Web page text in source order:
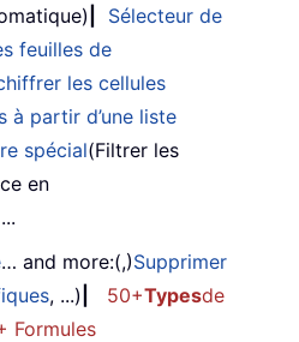
Sélecteur de
feuilles de
les cellules
à partir d’une liste
spécial(Filtrer les
en
… and more:(,)Supprimer
, ...) 50+Typesde
Formules